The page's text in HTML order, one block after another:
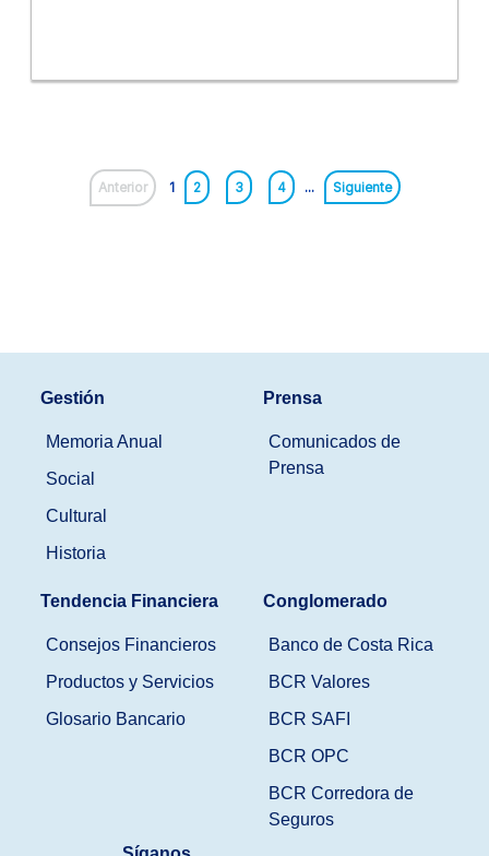
Anterior 1 2 3 4 ... Siguiente
Gestión
Memoria Anual
Social
Cultural
Historia
Prensa
Comunicados de
Prensa
Tendencia Financiera
Consejos Financieros
Productos y Servicios
Glosario Bancario
Conglomerado
Banco de Costa Rica
BCR Valores
BCR SAFI
BCR OPC
BCR Corredora de
Seguros